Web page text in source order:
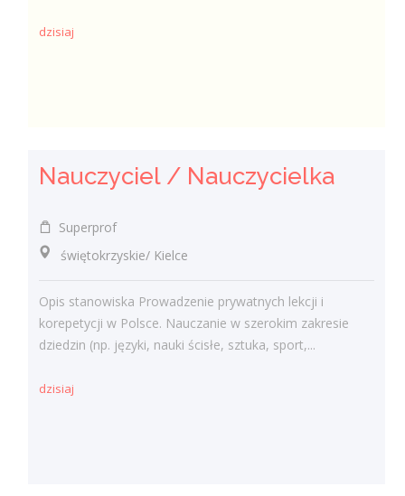
dzisiaj
Nauczyciel / Nauczycielka
Superprof
świętokrzyskie/ Kielce
Opis stanowiska Prowadzenie prywatnych lekcji i
korepetycji w Polsce. Nauczanie w szerokim zakresie
dziedzin (np. języki, nauki ścisłe, sztuka, sport,...
dzisiaj